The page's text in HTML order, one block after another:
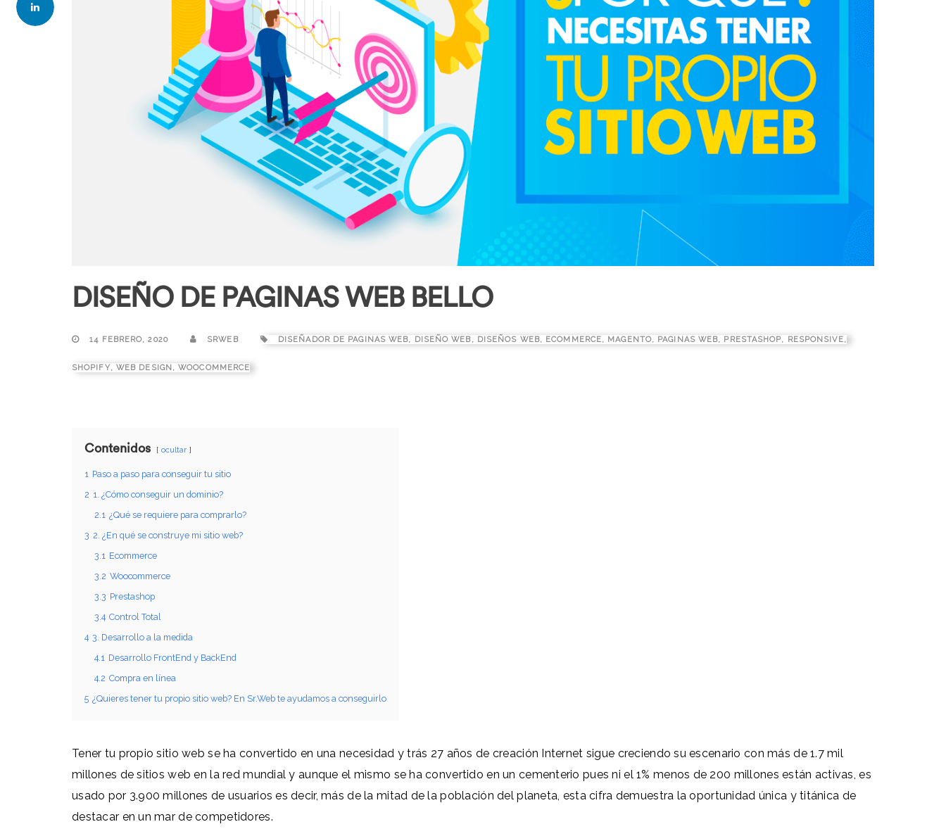
DISEÑO DE PAGINAS WEB BELLO
14 FEBRERO, 2020 SRWEB DISEÑADOR DE PAGINAS WEB, DISEÑO WEB, DISEÑOS WEB, ECOMMERCE, MAGENTO, PAGINAS WEB, PRESTASHOP, RESPONSIVE,
SHOPIFY, WEB DESIGN ,WOOCOMMERCE
Contenidos ocultar
1 Paso a paso para conseguir tu sitio
2 1. ¿Cómo conseguir un dominio?
2.1 ¿Qué se requiere para comprarlo?
3 2. ¿En qué se construye mi sitio web?
3.1 Ecommerce
3.2 Woocommerce
3.3 Prestashop
3.4 Control Total
4 3. Desarrollo a la medida
4.1 Desarrollo FrontEnd y BackEnd
4.2 Compra en línea
5 ¿Quieres tener tu propio sitio web? En Sr.Web te ayudamos a conseguirlo
Tener tu propio sitio web se ha convertido en una necesidad y trás 27 años de creación Internet sigue creciendo su escenario con más de 1.7 mil
millones de sitios web en la red mundial y aunque el mismo se ha convertido en un cementerio pues ni el 1% menos de 200 millones están activas,es
usado por 3.900 millones de usuarios es decir, más de la mitad de la población del planeta, esta cifra demuestra la oportunidad única y titánica de
destacar en un mar de competidores.